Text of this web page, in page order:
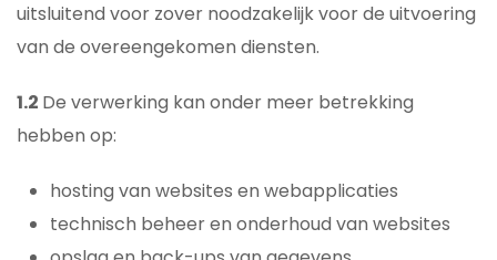
uitsluitend voor zover noodzakelijk voor de uitvoering
van de overeengekomen diensten.
1.2 De verwerking kan onder meer betrekking
hebben op:
hosting van websites en webapplicaties
technisch beheer en onderhoud van websites